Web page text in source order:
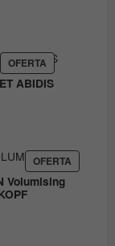
OFERTAPRODUCTO
EN
OFERTA
ABIDIS
OFERTA
EN
Volumising